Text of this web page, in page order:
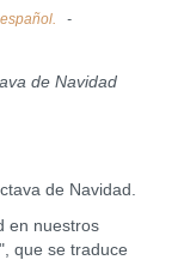
de Navidad
de Navidad.
nuestros
que se traduce